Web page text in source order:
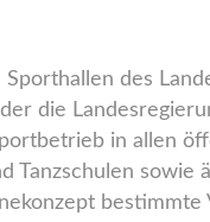
des
die
in allen
Tanzschulen